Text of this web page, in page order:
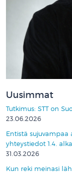
Uusimmat
Tutkimus: STT on
23.06.2026
Entistä sujuvampaa
yhteystiedot 1.4.
31.03.2026
Kun reki meinasi